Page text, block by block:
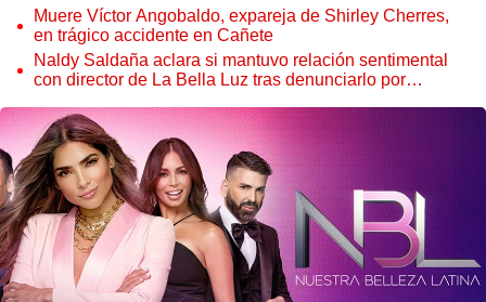
Muere Víctor Angobaldo, expareja de Shirley Cherres,
en trágico accidente en Cañete
Naldy Saldaña aclara si mantuvo relación sentimental
con director de La Bella Luz tras denunciarlo por